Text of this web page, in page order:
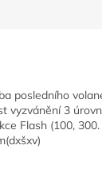
posledního
vyzvánění 3
Flash (100,